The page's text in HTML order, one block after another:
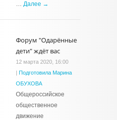
… Далее →
Форум "Одарённые
дети" ждёт вас
12 марта 2020, 16:00
| Подготовила Марина
ОБУХОВА
Общероссийское
общественное
движение